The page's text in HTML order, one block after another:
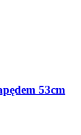
53cm